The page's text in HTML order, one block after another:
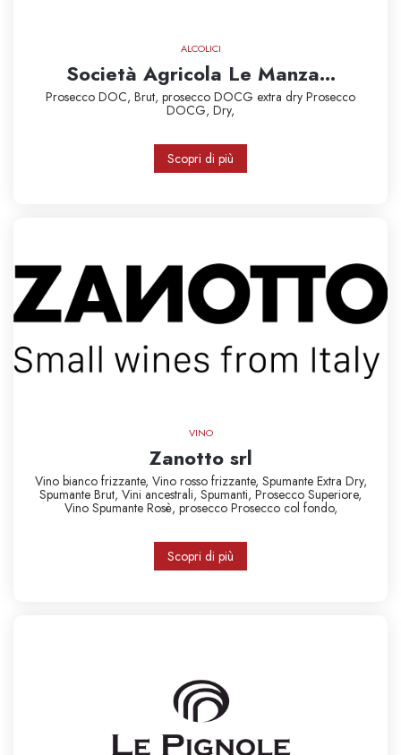
ALCOLICI
Società Agricola Le Manza...
Prosecco DOC, Brut, prosecco DOCG extra dry Prosecco
DOCG, Dry,
Scopri di più
VINO
Zanotto srl
Vino bianco frizzante, Vino rosso frizzante, Spumante Extra Dry,
Spumante Brut, Vini ancestrali, Spumanti, Prosecco Superiore,
Vino Spumante Rosè, prosecco Prosecco col fondo,
Scopri di più